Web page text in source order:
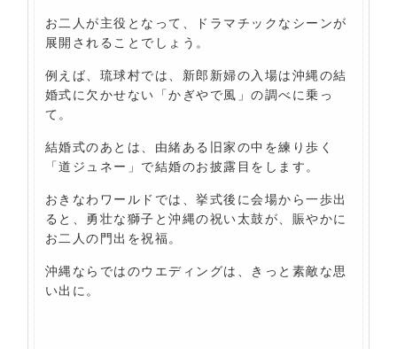
お二人が主役となって、ドラマチックなシーンが
展開されることでしょう。
例えば、琉球村では、新郎新婦の入場は沖縄の結
婚式に欠かせない「かぎやで風」の調べに乗っ
て。
結婚式のあとは、由緒ある旧家の中を練り歩く
「道ジュネー」で結婚のお披露目をします。
おきなわワールドでは、挙式後に会場から一歩出
ると、勇壮な獅子と沖縄の祝い太鼓が、賑やかに
お二人の門出を祝福。
沖縄ならではのウエディングは、きっと素敵な思
い出に。